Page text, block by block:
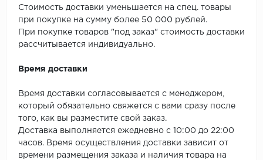
Tarkett
Vinil click
Стоимость доставки уменьшается на спец. товары
при покупке на сумму более 50 000 рублей.
При покупке товаров "под заказ" стоимость доставки
рассчитывается индивидуально.
Время доставки
Время доставки согласовывается с менеджером,
который обязательно свяжется с вами сразу после
того, как вы разместите свой заказ.
Доставка выполняется ежедневно с 10:00 до 22:00
часов. Время осуществления доставки зависит от
времени размещения заказа и наличия товара на